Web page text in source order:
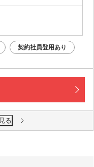
契約社員登用あり
る